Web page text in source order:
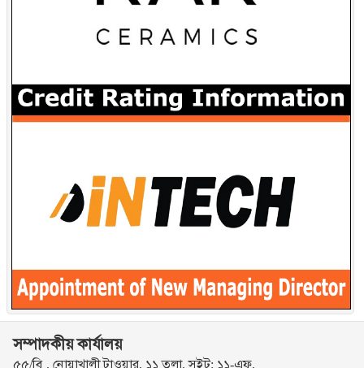
সম্পাদকীয় কার্যালয়
৫৫/বি , নোয়াখালী টাওয়ার, ১১ তলা, সুইট: ১১-এফ,